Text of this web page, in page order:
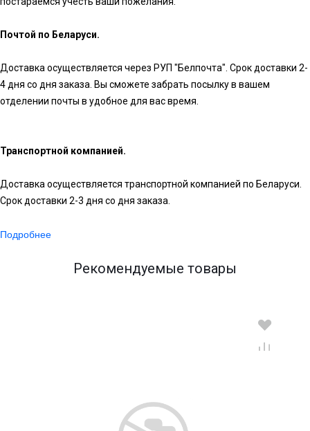
Почтой по Беларуси.
Доставка осуществляется через РУП "Белпочта". Срок доставки 2-
4 дня со дня заказа. Вы сможете забрать посылку в вашем
отделении почты в удобное для вас время.
Транспортной компанией.
Доставка осуществляется транспортной компанией по Беларуси.
Срок доставки 2-3 дня со дня заказа.
Подробнее
Рекомендуемые товары